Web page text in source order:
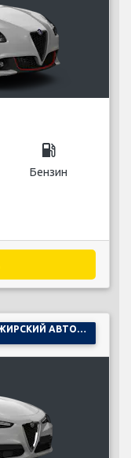
local_gas_station
Бензин